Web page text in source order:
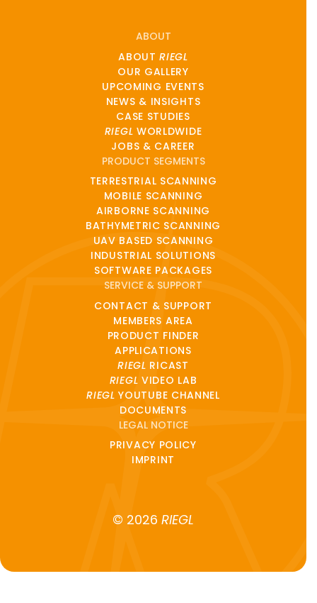
ABOUT
ABOUTRIEGL
OUR GALLERY
UPCOMING EVENTS
NEWS & INSIGHTS
CASE STUDIES
RIEGL WORLDWIDE
JOBS & CAREER
PRODUCT SEGMENTS
TERRESTRIAL SCANNING
MOBILE SCANNING
AIRBORNE SCANNING
BATHYMETRIC SCANNING
UAV BASED SCANNING
INDUSTRIAL SOLUTIONS
SOFTWARE PACKAGES
SERVICE & SUPPORT
CONTACT & SUPPORT
MEMBERS AREA
PRODUCT FINDER
APPLICATIONS
RIEGL RICAST
RIEGL VIDEO LAB
RIEGL YOUTUBE CHANNEL
DOCUMENTS
LEGAL NOTICE
PRIVACY POLICY
IMPRINT
© 2026 RIEGL